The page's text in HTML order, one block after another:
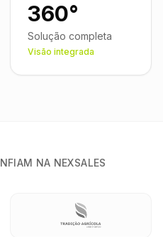
360°
Solução completa
Visão integrada
NA NEXSALES